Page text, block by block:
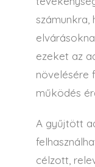
számunkra,
ezeket az
növelésére
működés
A gyűjtött
célzott,